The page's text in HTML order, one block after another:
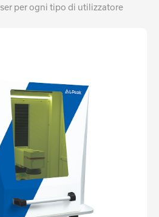
per ogni tipo di utilizzatore